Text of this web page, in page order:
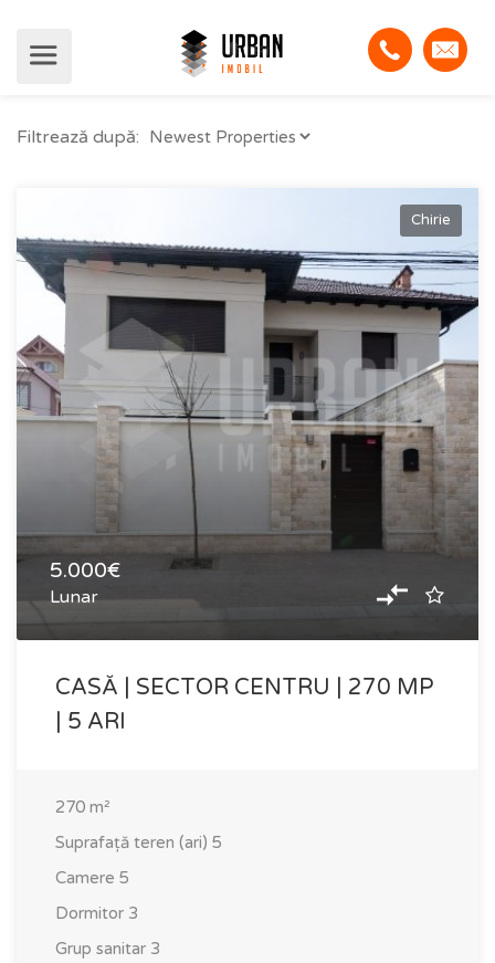
Filtrează după:
Chirie
5.000€
Lunar
CASĂ | SECTOR CENTRU | 270 MP
| 5 ARI
270 m²
Suprafață teren (ari) 5
Camere 5
Dormitor 3
Grup sanitar 3